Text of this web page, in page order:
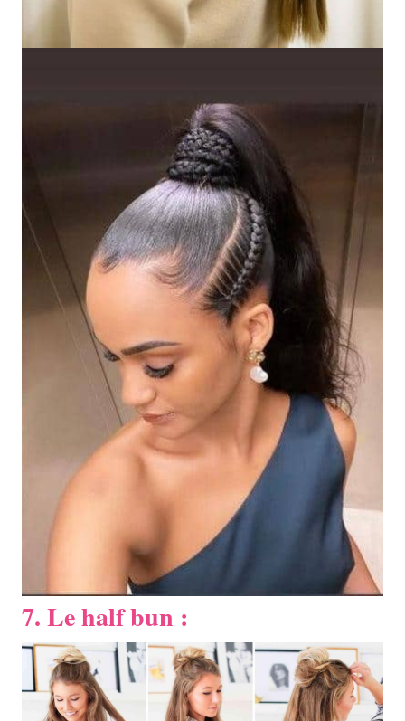
7. Le half bun :